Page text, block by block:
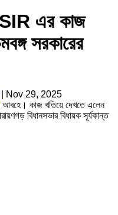
SIR এর কাজ
সরকারের
Nov 29, 2025
আবহে। কাজ খতিয়ে দেখতে এলেন
বিধানসভার বিধায়ক সূর্যকান্ত